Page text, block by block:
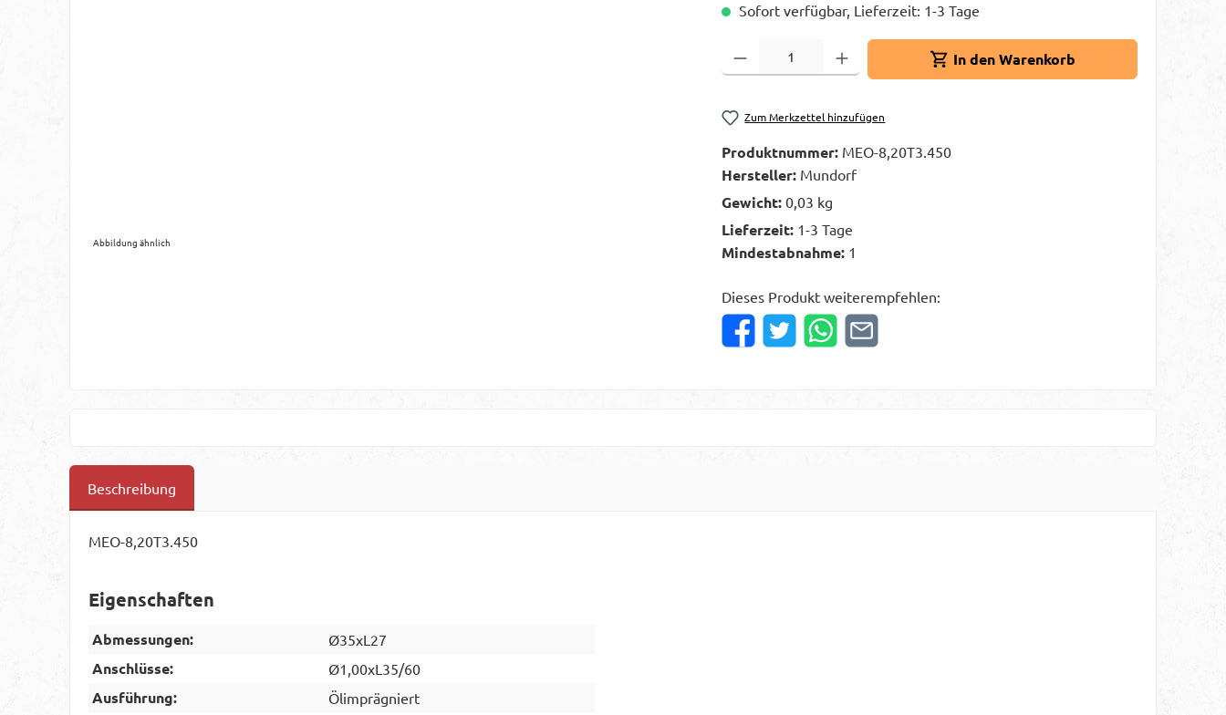
Abbildung ähnlich
Sofort verfügbar, Lieferzeit: 1-3 Tage
Produkt Anzahl: Gib den gewünschten Wert ein oder benutze die Schaltflächen um die
In den Warenkorb
Zum Merkzettel hinzufügen
Produktnummer: MEO-8,20T3.450
Hersteller: Mundorf
Gewicht:0,03 kg
Lieferzeit: 1-3 Tage
Mindestabnahme: 1
Dieses Produkt weiterempfehlen:
Beschreibung
MEO-8,20T3.450
Eigenschaften
Abmessungen: Ø35xL27
Anschlüsse: Ø1,00xL35/60
Ausführung: Ölimprägniert